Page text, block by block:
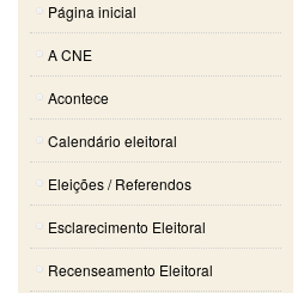
Página inicial
A CNE
Acontece
Calendário eleitoral
Eleições / Referendos
Esclarecimento Eleitoral
Recenseamento Eleitoral